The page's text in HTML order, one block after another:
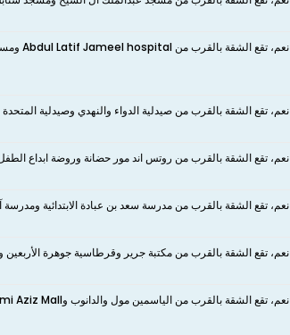
نعم، تقع الشقة بالقرب من Abdul Latif Jameel hospital ومستشفى الجدعاني ومجمع رياده الطبي ومركز الدكتور طلال قطب الطبي
نعم، تقع الشقة بالقرب من صيدلية الدواء والنهدي وصيدلية المتحدة
نعم، تقع الشقة بالقرب من روتس اند مور حضانة وروضة ابداع
نعم، تقع الشقة بالقرب من مدرسة سعد بن عبادة الابتدائية
نعم، تقع الشقة بالقرب من مكتبة جرير وقرطاسية جوهرة الأربعين
نعم، ​​​​​​​تقع الشقة بالقرب من الياسمين مول والدانوب وCenomi Aziz Mall وأسواق الصفا واسواق ومخابز ابو هاشم